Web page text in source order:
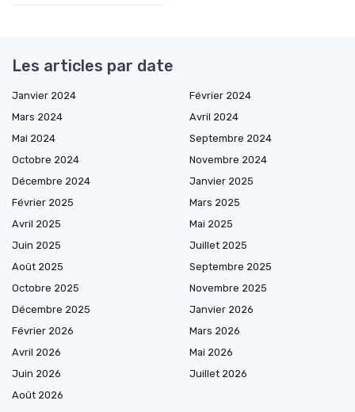
Les articles par date
Janvier 2024
Février 2024
Mars 2024
Avril 2024
Mai 2024
Septembre 2024
Octobre 2024
Novembre 2024
Décembre 2024
Janvier 2025
Février 2025
Mars 2025
Avril 2025
Mai 2025
Juin 2025
Juillet 2025
Août 2025
Septembre 2025
Octobre 2025
Novembre 2025
Décembre 2025
Janvier 2026
Février 2026
Mars 2026
Avril 2026
Mai 2026
Juin 2026
Juillet 2026
Août 2026